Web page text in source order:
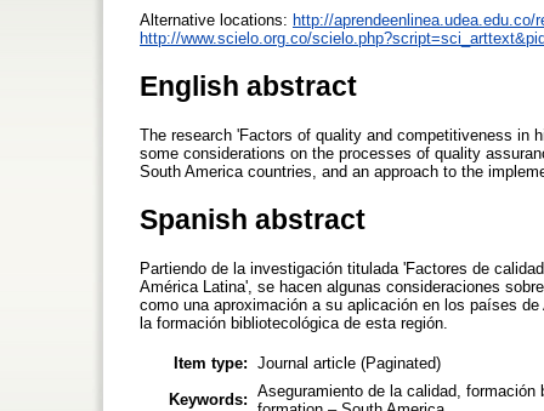
Alternative locations: http://
http://www.scielo.org.co/
English abstract
The research 'Factors of quality and competitiveness in
some considerations on the processes of quality
South America countries, and an approach to the
Spanish abstract
Partiendo de la investigación titulada 'Factores de
América Latina', se hacen algunas consideraciones
como una aproximación a su aplicación en los países
la formación bibliotecológica de esta región.
Item type: Journal article (Paginated)
Keywords: Aseguramiento de la calidad,